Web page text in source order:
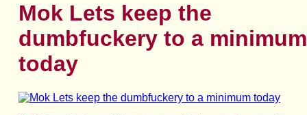
Mok Lets keep the
dumbfuckery to a minimum
today